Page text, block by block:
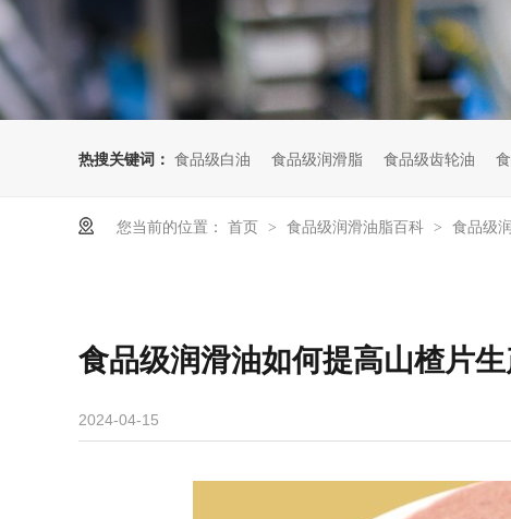
热搜关键词： 食品级白油 食品级润滑脂 食品级齿轮油
您当前的位置： 首页 > 食品级润滑油脂百科 > 食品级
食品级润滑油如何提高山楂片
2024-04-15